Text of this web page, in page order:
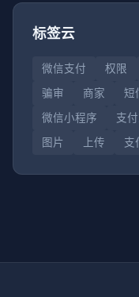
标签云
微信支付 权限
骗审
商家 短
微信小程序
支
图片
上传 支